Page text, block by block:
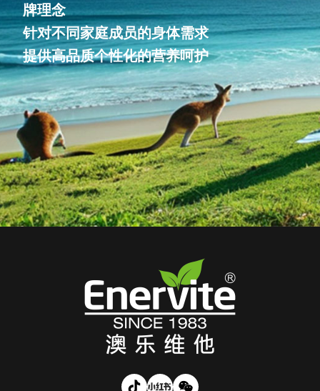
牌理念
针对不同家庭成员的身体需求
提供高品质个性化的营养呵护